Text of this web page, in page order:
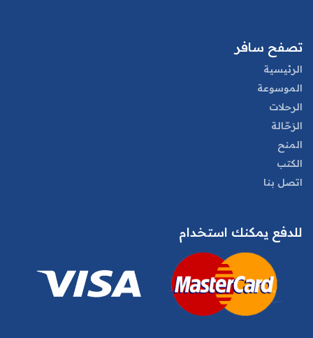
تصفح سافر
الرئيسية
الموسوعة
الرحلات
الرَحّالة
المنح
الكتب
اتصل بنا
للدفع يمكنك استخدام